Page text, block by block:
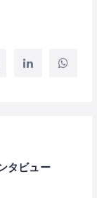
タビュー